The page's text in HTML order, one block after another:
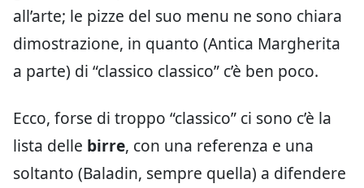
all’arte; le pizze del suo menu ne sono chiara
dimostrazione, in quanto (Antica Margherita
a parte) di “classico classico” c’è ben poco.
Ecco, forse di troppo “classico” ci sono c’è la
lista delle birre, con una referenza e una
soltanto (Baladin, sempre quella) a difendere